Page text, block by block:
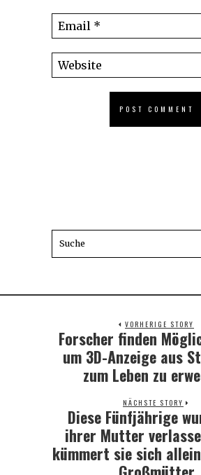
VORHERIGE STORY
Previous
Forscher finden
um 3D-Anzeige aus
zum Leben zu
NÄCHSTE STORY
Next
post:
Diese Fünfjährige
ihrer Mutter
kümmert sie sich